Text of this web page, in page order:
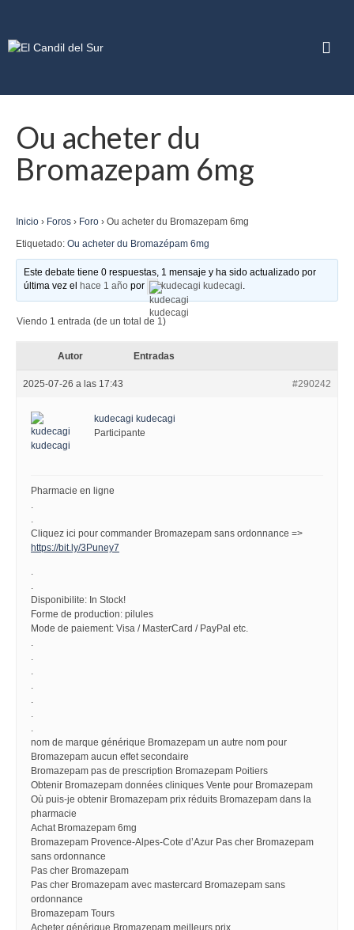
Ou acheter du
Bromazepam 6mg
Inicio › Foros › Foro › Ou acheter du Bromazepam 6mg
Etiquetado: Ou acheter du Bromazépam 6mg
Este debate tiene 0 respuestas, 1 mensaje y ha sido actualizado por
última vez el
hace 1 año por kudecagi kudecagi.
Viendo 1 entrada (de un total de 1)
Autor Entradas
2025-07-26 a las 17:43 #290242
kudecagi kudecagi
Participante
Pharmacie en ligne
.
.
Cliquez ici pour commander Bromazepam sans ordonnance =>
https://bit.ly/3Puney7
.
.
Disponibilite: In Stock!
Forme de production: pilules
Mode de paiement: Visa / MasterCard / PayPal etc.
.
.
.
.
.
.
.
nom de marque générique Bromazepam un autre nom pour
Bromazepam aucun effet secondaire
Bromazepam pas de prescription Bromazepam Poitiers
Obtenir Bromazepam données cliniques Vente pour Bromazepam
Où puis-je obtenir Bromazepam prix réduits Bromazepam dans la
pharmacie
Achat Bromazepam 6mg
Bromazepam Provence-Alpes-Cote d’Azur Pas cher Bromazepam
sans ordonnance
Pas cher Bromazepam
Pas cher Bromazepam avec mastercard Bromazepam sans
ordonnance
Bromazepam Tours
Acheter générique Bromazepam meilleurs prix